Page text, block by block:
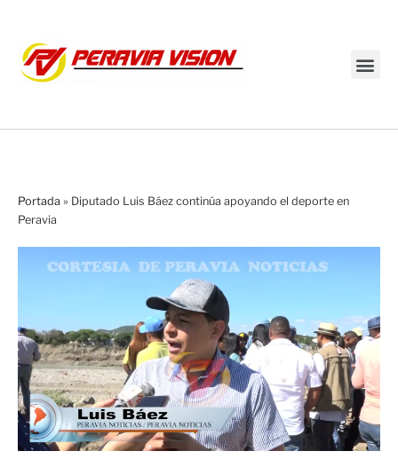
Portada » Diputado Luis Báez continúa apoyando el deporte en
Peravia